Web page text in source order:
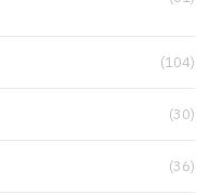
(104)
(30)
(36)